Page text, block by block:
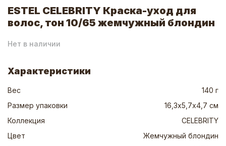
ESTEL CELEBRITY Краска-уход для
волос, тон 10/65 жемчужный блондин
Нет в наличии
Характеристики
Вес
140 г
Размер упаковки
16,3х5,7х4,7 см
Коллекция
CELEBRITY
Цвет
Жемчужный блондин